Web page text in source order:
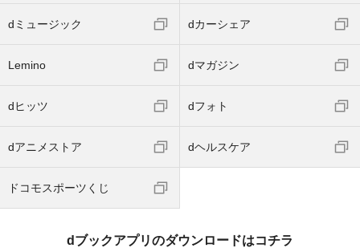
dミュージック dカーシェア
Lemino dマガジン
dヒッツ dフォト
dアニメストア dヘルスケア
ドコモスポーツくじ
dブックアプリのダウンロードはコチラ